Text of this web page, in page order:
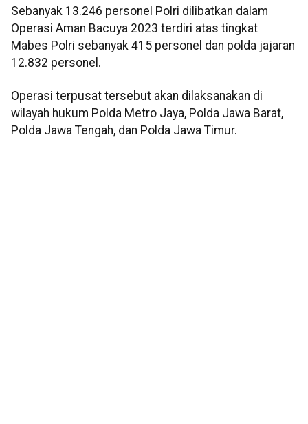
Sebanyak 13.246 personel Polri dilibatkan dalam
Operasi Aman Bacuya 2023 terdiri atas tingkat
Mabes Polri sebanyak 415 personel dan polda jajaran
12.832 personel.
Operasi terpusat tersebut akan dilaksanakan di
wilayah hukum Polda Metro Jaya, Polda Jawa Barat,
Polda Jawa Tengah, dan Polda Jawa Timur.